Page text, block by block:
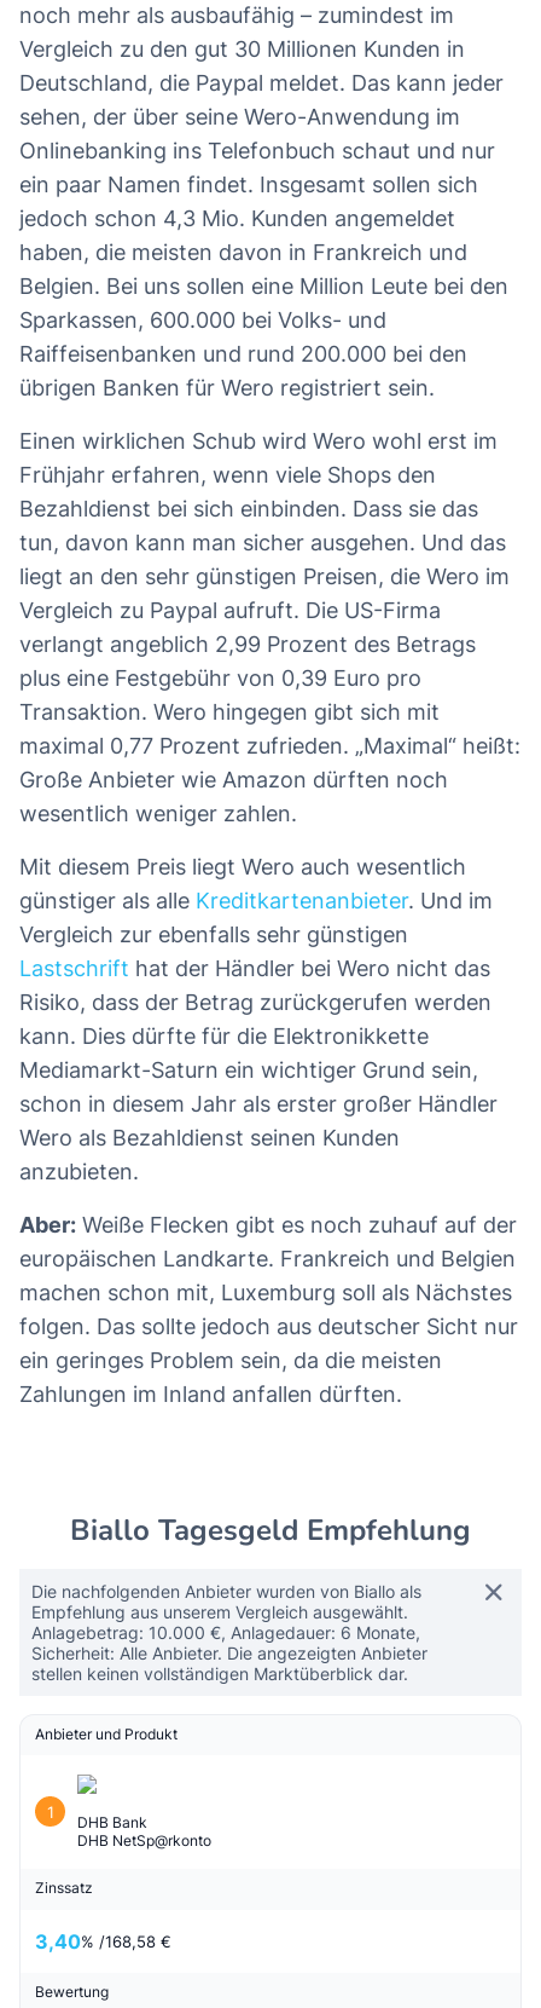
noch mehr als ausbaufähig – zumindest im
Vergleich zu den gut 30 Millionen Kunden in
Deutschland, die Paypal meldet. Das kann jeder
sehen, der über seine Wero-Anwendung im
Onlinebanking ins Telefonbuch schaut und nur
ein paar Namen findet. Insgesamt sollen sich
jedoch schon 4,3 Mio. Kunden angemeldet
haben, die meisten davon in Frankreich und
Belgien. Bei uns sollen eine Million Leute bei den
Sparkassen, 600.000 bei Volks- und
Raiffeisenbanken und rund 200.000 bei den
übrigen Banken für Wero registriert sein.
Einen wirklichen Schub wird Wero wohl erst im
Frühjahr erfahren, wenn viele Shops den
Bezahldienst bei sich einbinden. Dass sie das
tun, davon kann man sicher ausgehen. Und das
liegt an den sehr günstigen Preisen, die Wero im
Vergleich zu Paypal aufruft. Die US-Firma
verlangt angeblich 2,99 Prozent des Betrags
plus eine Festgebühr von 0,39 Euro pro
Transaktion. Wero hingegen gibt sich mit
maximal 0,77 Prozent zufrieden. „Maximal“ heißt:
Große Anbieter wie Amazon dürften noch
wesentlich weniger zahlen.
Mit diesem Preis liegt Wero auch wesentlich
günstiger als alle Kreditkartenanbieter. Und im
Vergleich zur ebenfalls sehr günstigen
Lastschrift hat der Händler bei Wero nicht das
Risiko, dass der Betrag zurückgerufen werden
kann. Dies dürfte für die Elektronikkette
Mediamarkt-Saturn ein wichtiger Grund sein,
schon in diesem Jahr als erster großer Händler
Wero als Bezahldienst seinen Kunden
anzubieten.
Aber: Weiße Flecken gibt es noch zuhauf auf der
europäischen Landkarte. Frankreich und Belgien
machen schon mit, Luxemburg soll als Nächstes
folgen. Das sollte jedoch aus deutscher Sicht nur
ein geringes Problem sein, da die meisten
Zahlungen im Inland anfallen dürften.
Biallo Tagesgeld Empfehlung
Die nachfolgenden Anbieter wurden von Biallo als
Empfehlung aus unserem Vergleich ausgewählt.
Anlagebetrag: 10.000 €, Anlagedauer: 6 Monate,
Sicherheit: Alle Anbieter. Die angezeigten Anbieter
stellen keinen vollständigen Marktüberblick dar.
Anbieter und Produkt
1
DHB Bank
DHB NetSp@rkonto
Zinssatz
3,40% /168,58 €
Bewertung